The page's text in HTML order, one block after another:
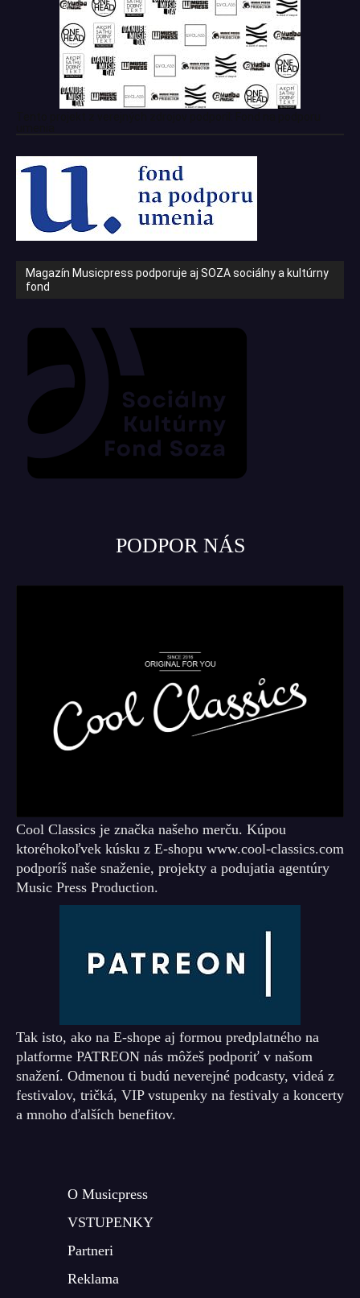
Magazín Musicpress podporuje aj SOZA sociálny a kultúrny
fond
PODPOR NÁS
Cool Classics je značka našeho merču. Kúpou
ktoréhokoľvek kúsku z E-shopu www.cool-classics.com
podporíš naše snaženie, projekty a podujatia agentúry
Music Press Production.
Tak isto, ako na E-shope aj formou predplatného na
platforme PATREON nás môžeš podporiť v našom
snažení. Odmenou ti budú neverejné podcasty, videá z
festivalov, tričká, VIP vstupenky na festivaly a koncerty
a mnoho ďalších benefitov.
O Musicpress
VSTUPENKY
Partneri
Reklama